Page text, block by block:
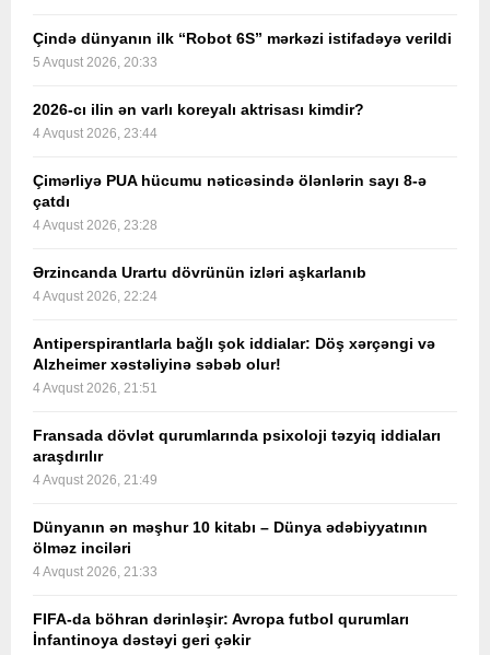
Çində dünyanın ilk “Robot 6S” mərkəzi istifadəyə verildi
5 Avqust 2026, 20:33
2026-cı ilin ən varlı koreyalı aktrisası kimdir?
4 Avqust 2026, 23:44
Çimərliyə PUA hücumu nəticəsində ölənlərin sayı 8-ə
çatdı
4 Avqust 2026, 23:28
Ərzincanda Urartu dövrünün izləri aşkarlanıb
4 Avqust 2026, 22:24
Antiperspirantlarla bağlı şok iddialar: Döş xərçəngi və
Alzheimer xəstəliyinə səbəb olur!
4 Avqust 2026, 21:51
Fransada dövlət qurumlarında psixoloji təzyiq iddiaları
araşdırılır
4 Avqust 2026, 21:49
Dünyanın ən məşhur 10 kitabı – Dünya ədəbiyyatının
ölməz inciləri
4 Avqust 2026, 21:33
FIFA-da böhran dərinləşir: Avropa futbol qurumları
İnfantinoya dəstəyi geri çəkir